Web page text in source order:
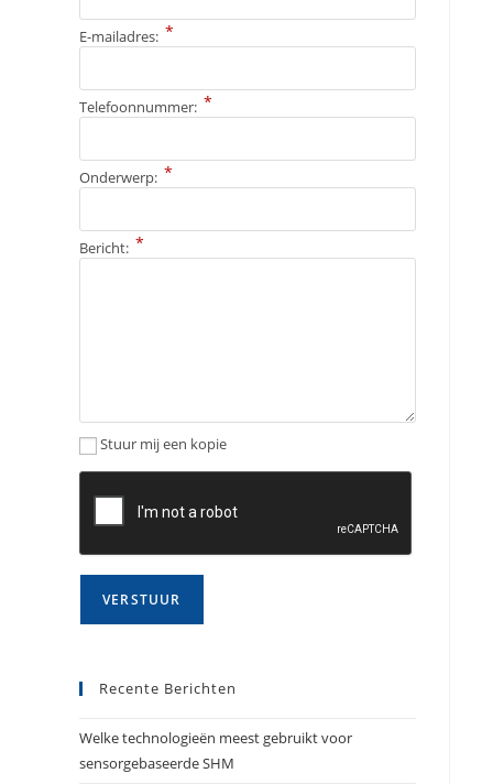
E-mailadres: *
Telefoonnummer: *
Onderwerp: *
Bericht: *
Stuur mij een kopie
Recente Berichten
Welke technologieën meest gebruikt voor
sensorgebaseerde SHM